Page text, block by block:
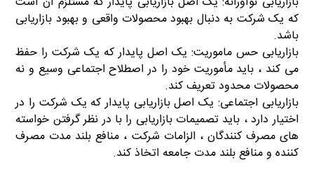
که یک شرکت به دنبال بهبود محصولات واقعی و بهبود بازاریابی
باشد.
بازاریابی حس ماموریت: یک اصل پایدار که یک شرکت را حفظ
می کند ، باید مأموریت خود را در اصطلاح اجتماعی وسیع و نه
محصولات محدود تعریف کند.
بازاریابی اجتماعی: یک اصل بازاریابی پایدار که یک شرکت را در
اختیار دارد ، باید تصمیمات بازاریابی را با در نظر گرفتن خواسته
های مصرف کنندگان ، الزامات شرکت ، منافع بلند مدت مصرف
کننده و منافع بلند مدت جامعه اتخاذ کند.